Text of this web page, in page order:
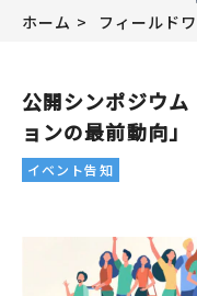
ホーム フィールド
公開シンポジウ
ョンの最前動向」
イベント告知